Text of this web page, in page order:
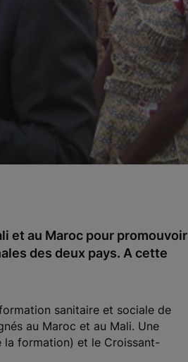
et au Maroc pour promouvoir
des deux pays. A cette
sanitaire et sociale de
au Maroc et au Mali. Une
la formation) et le Croissant-